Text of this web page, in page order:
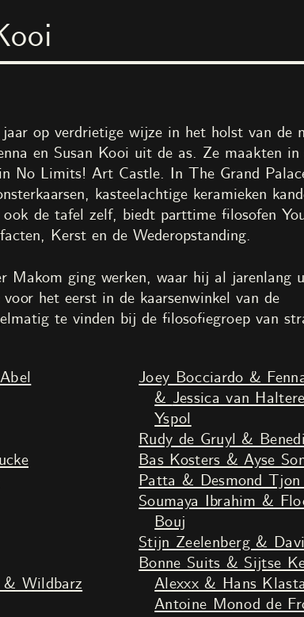
op verdrietige wijze in het holst van de
en Susan Kooi uit de as. Ze maakten in
No Limits! Art Castle. In The Grand
kasteelachtige keramieken
de tafel zelf, biedt parttime filosofen
Kerst en de Wederopstanding.
ging werken, waar hij al jarenlang
het eerst in de kaarsenwinkel van de
te vinden bij de filosofiegroep van
Everyone
Art Castle
Alle afbeeldingen
Schabracq
Wildbarz
Bruin Parry
Joey Bocciardo &
& Jessica van Halteren & Georgy Dendoe & Tirino
Yspol
Rudy de Gruyl &
Bas Kosters & Ayse
Patta & Desmond
Soumaya Ibrahim &
Bouj
Stijn Zeelenberg &
Bonne Suits & Sijtse
Alexxx & Hans
Antoine Monod de